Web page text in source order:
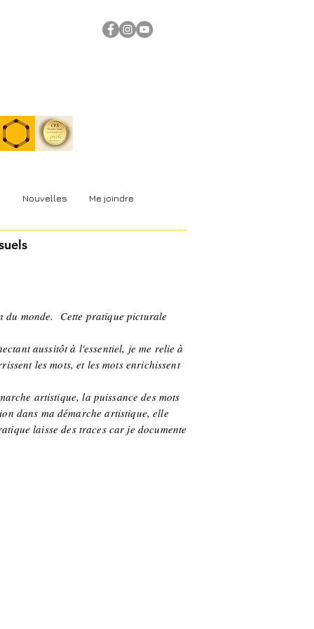
Nouvelles Me joindre
du monde. Cette pratique picturale
aussitôt à l'essentiel, je me relie à
les mots, et les mots enrichissent
artistique, la puissance des mots
dans ma démarche artistique, elle
laisse des traces car je documente